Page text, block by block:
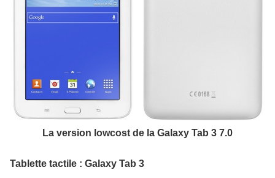
La version lowcost de la Galaxy Tab 3 7.0
Tablette tactile : Galaxy Tab 3